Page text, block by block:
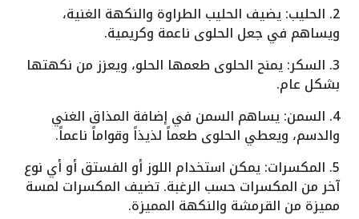
2. الحليب: يضيف الحليب الطراوة والنكهة الغنية،
ويساهم في جعل الحلوى ناعمة وكريمية.
3. السكر: يمنح الحلوى طعمها الحلو، ويعزز من نكهتها
بشكل عام.
4. السمن: يساهم السمن في إضافة المذاق الغني
والدسم، ويعطي الحلوى طعماً لذيذاً وقواماً ناعماً.
5. المكسرات: يمكن استخدام اللوز أو الفستق أو أي نوع
آخر من المكسرات حسب الرغبة. تضيف المكسرات لمسة
مميزة من القرمشة والنكهة المميزة.